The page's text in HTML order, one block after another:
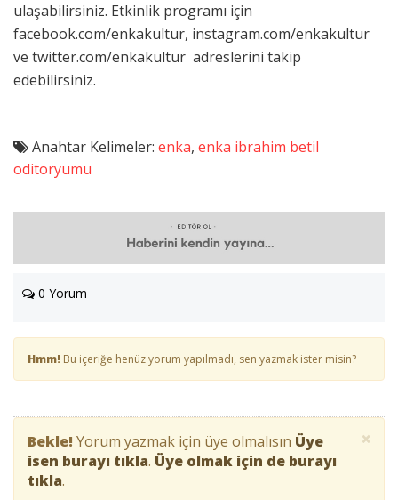
ulaşabilirsiniz. Etkinlik programı için
facebook.com/enkakultur, instagram.com/enkakultur
ve twitter.com/enkakultur adreslerini takip
edebilirsiniz.
Anahtar Kelimeler: enka, enka ibrahim betil
oditoryumu
0 Yorum
Hmm! Bu içeriğe henüz yorum yapılmadı, sen yazmak ister misin?
×
Bekle! Yorum yazmak için üye olmalısın Üye
isen burayı tıkla. Üye olmak için de burayı
tıkla.